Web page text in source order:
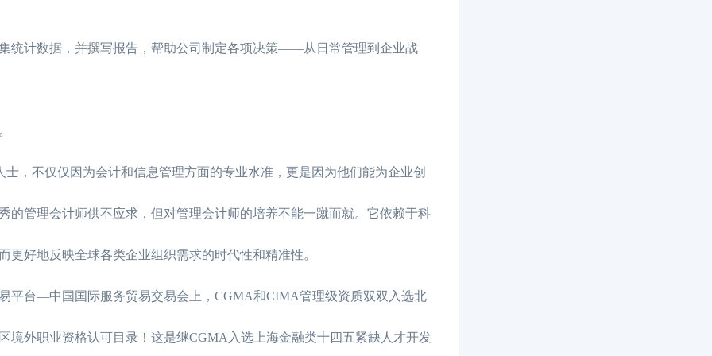
统计数据，并撰写报告，帮助公司制定各项决策——从日常管理到企业战
，不仅仅因为会计和信息管理方面的专业水准，更是因为他们能为企业创
的管理会计师供不应求，但对管理会计师的培养不能一蹴而就。它依赖于科
好地反映全球各类企业组织需求的时代性和精准性。
平台—中国国际服务贸易交易会上，CGMA和CIMA管理级资质双双入选北
境外职业资格认可目录！这是继CGMA入选上海金融类十四五紧缺人才开发